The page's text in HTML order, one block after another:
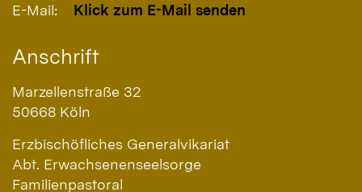
E-Mail:
Klick zum E-Mail senden
Anschrift
Marzellenstraße 32
50668 Köln
Erzbischöfliches Generalvikariat
Abt. Erwachsenenseelsorge
Familienpastoral